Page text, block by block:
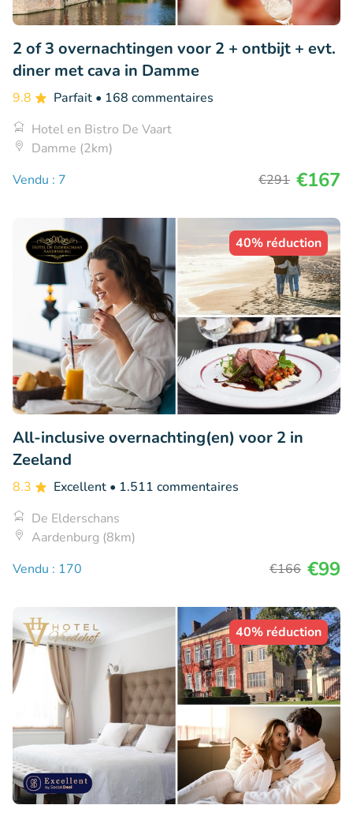
2 of 3 overnachtingen voor 2 + ontbijt + evt.
diner met cava in Damme
9.8 Parfait • 168 commentaires
Hotel en Bistro De Vaart
Damme (2km)
Vendu : 7
€291 €167
40% réduction
All-inclusive overnachting(en) voor 2 in
Zeeland
8.3 Excellent • 1.511 commentaires
De Elderschans
Aardenburg (8km)
Vendu : 170
€166 €99
40% réduction